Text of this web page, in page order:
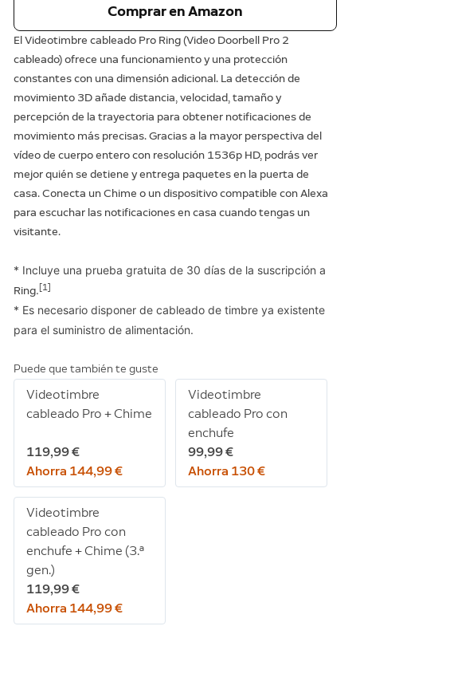
Comprar en Amazon
El Videotimbre cableado Pro Ring (Video Doorbell Pro 2
cableado) ofrece una funcionamiento y una protección
constantes con una dimensión adicional. La detección de
movimiento 3D añade distancia, velocidad, tamaño y
percepción de la trayectoria para obtener notificaciones de
movimiento más precisas. Gracias a la mayor perspectiva del
vídeo de cuerpo entero con resolución 1536p HD, podrás ver
mejor quién se detiene y entrega paquetes en la puerta de
casa. Conecta un Chime o un dispositivo compatible con Alexa
para escuchar las notificaciones en casa cuando tengas un
visitante.
* Incluye una prueba gratuita de 30 días de la suscripción a
Ring.[1]
* Es necesario disponer de cableado de timbre ya existente
para el suministro de alimentación.
Puede que también te guste
Videotimbre
cableado Pro + Chime
119,99 €
Ahorra 144,99 €
Videotimbre
cableado Pro con
enchufe
99,99 €
Ahorra 130 €
Videotimbre
cableado Pro con
enchufe + Chime (3.ª
gen.)
119,99 €
Ahorra 144,99 €